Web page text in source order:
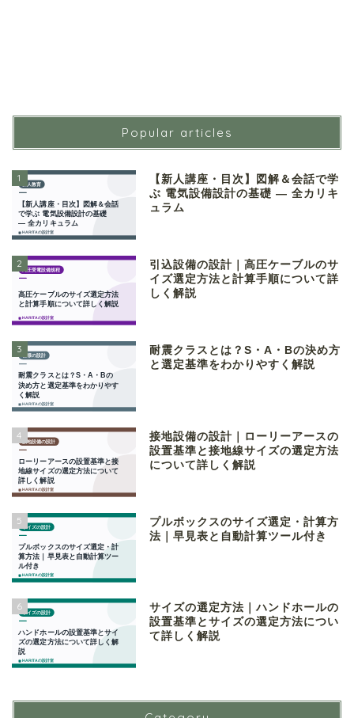
Popular articles
1
【新人講座・目次】図解＆会話で学
ぶ 電気設備設計の基礎 ― 全カリキ
ュラム
2
引込設備の設計｜高圧ケーブルのサ
イズ選定方法と計算手順について詳
しく解説
3
耐震クラスとは？S・A・Bの決め方
と選定基準をわかりやすく解説
4
接地設備の設計｜ローリーアースの
設置基準と接地線サイズの選定方法
について詳しく解説
5
プルボックスのサイズ選定・計算方
法｜早見表と自動計算ツール付き
6
サイズの選定方法｜ハンドホールの
設置基準とサイズの選定方法につい
て詳しく解説